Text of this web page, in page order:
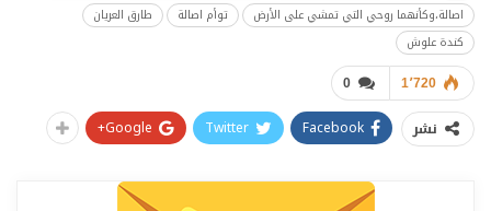
اصالة،وكأنهما روحي التي تمشي على الأرض
توأم اصالة
طارق العريان
كندة علوش
0 1٬720
نشر Facebook
Twitter
Google+